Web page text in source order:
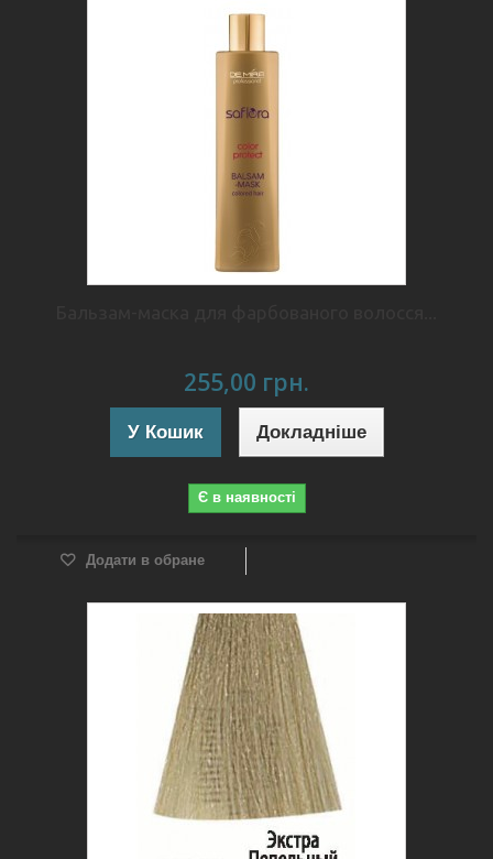
255,00 грн.
У Кошик Докладніше
Є в наявності
Додати в обране